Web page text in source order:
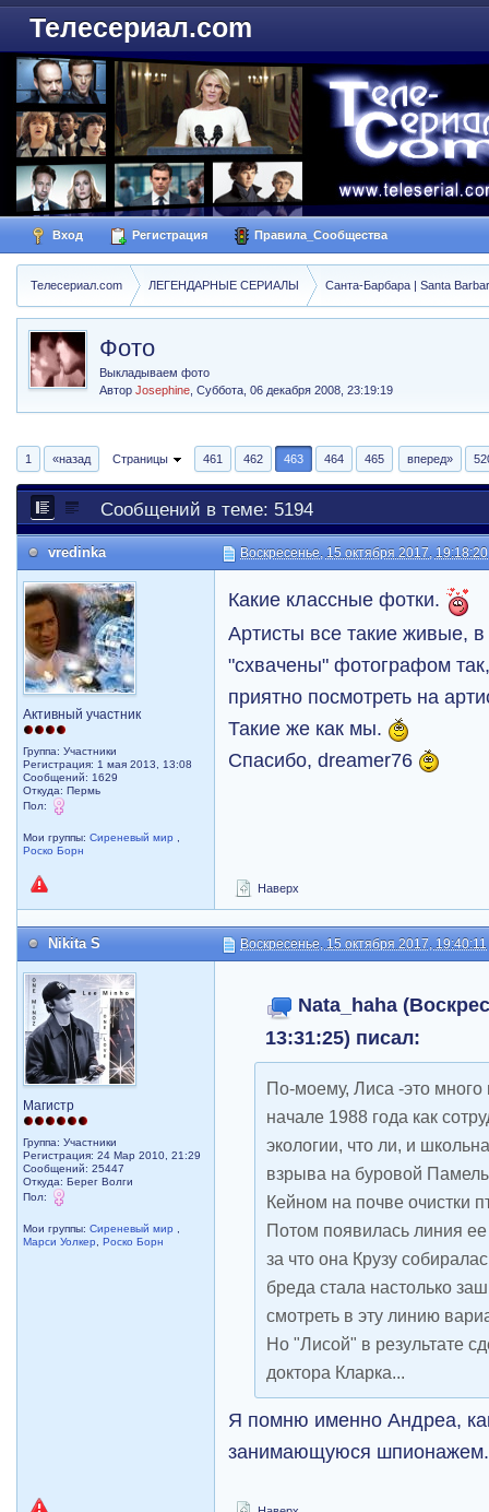
Телесериал.com
Вход Регистрация Правила_Сообщества
Телесериал.com ЛЕГЕНДАРНЫЕ СЕРИАЛЫ Санта-Барбара | Santa
Фото
Выкладываем фото
АвторJosephine ,Суббота, 06 декабря 2008, 23:19:19
1 «назад Страницы 461 462 463 464 465 вперед»
Сообщений в теме: 5194
vredinka Воскресенье, 15 октября 2017, 19:18:20
Активный участник
Группа: Участники
Регистрация: 1 мая 2013, 13:08
Сообщений: 1629
Откуда: Пермь
Пол:
Мои группы:Сиреневый мир
Роско Борн
Какие классные фотки.
Артисты все такие живые,
"схвачены" фотографом
приятно посмотреть на
Такие же как мы.
Спасибо, dreamer76
Наверх
Nikita S Воскресенье, 15 октября 2017, 19:40:11
Магистр
Группа: Участники
Регистрация: 24 Мар 2010, 21:29
Сообщений: 25447
Откуда: Берег Волги
Пол:
Мои группы:Сиреневый мир
Марси Уолкер
,Роско Борн
Nata_haha
13:31:25) писал:
По-моему, Лиса -это
начале 1988 года как
экологии, что ли, и
взрыва на буровой
Кейном на почве очистки
Потом появилась линия
за что она Крузу
бреда стала настолько
смотреть в эту линию
Но "Лисой" в результате
доктора Кларка...
Я помню именно Андреа,
занимающуюся шпионажем.